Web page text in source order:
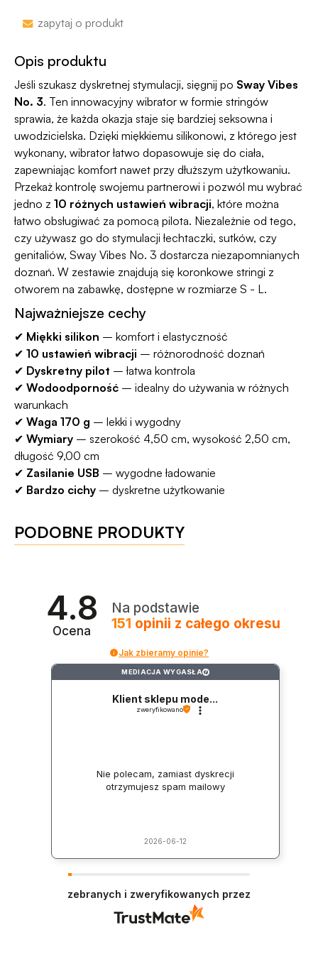
Dyskrecji — jeśli ją naruszymy, zwrócimy Ci
100 dni na zwrot. Sam proces jesy niezwykle
programu Wygodne Zwroty®
zapytaj o produkt
Opis produktu
Jeśli szukasz dyskretnej stymulacji, sięgnij po Sway Vibes
No. 3. Ten innowacyjny wibrator w formie stringów
sprawia, że każda okazja staje się bardziej seksowna i
uwodzicielska. Dzięki miękkiemu silikonowi, z którego jest
wykonany, wibrator łatwo dopasowuje się do ciała,
zapewniając komfort nawet przy dłuższym użytkowaniu.
Przekaż kontrolę swojemu partnerowi i pozwól mu wybrać
jedno z 10 różnych ustawień wibracji, które można
łatwo obsługiwać za pomocą pilota. Niezależnie od tego,
czy używasz go do stymulacji łechtaczki, sutków, czy
genitaliów, Sway Vibes No. 3 dostarcza niezapomnianych
doznań. W zestawie znajdują się koronkowe stringi z
otworem na zabawkę, dostępne w rozmiarze S - L.
Najważniejsze cechy
✔ Miękki silikon – komfort i elastyczność
✔ 10 ustawień wibracji – różnorodność doznań
✔ Dyskretny pilot – łatwa kontrola
✔ Wodoodporność – idealny do używania w różnych
warunkach
✔ Waga 170 g – lekki i wygodny
✔ Wymiary – szerokość 4,50 cm, wysokość 2,50 cm,
długość 9,00 cm
✔ Zasilanie USB – wygodne ładowanie
✔ Bardzo cichy – dyskretne użytkowanie
PODOBNE PRODUKTY
4.8
Ocena
Na podstawie
151 opinii z całego okresu
Jak zbieramy opinie?
MEDIACJA WYGASŁA ?
Klient sklepu mode...
zweryfikowano
Nie polecam, zamiast dyskrecji
otrzymujesz spam mailowy
2026-06-12
zebranych i zweryfikowanych przez